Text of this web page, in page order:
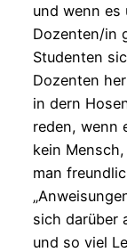
und wenn es
Dozenten/in
Studenten
Dozenten
in dern
reden, wenn
kein
man
sich darüber
und so viel